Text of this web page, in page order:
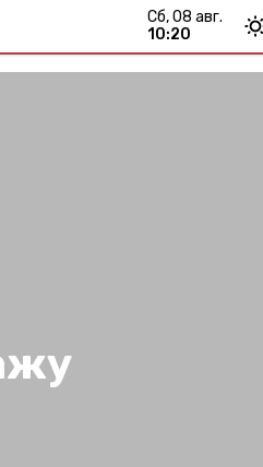
сб, 08 авг.
10:20